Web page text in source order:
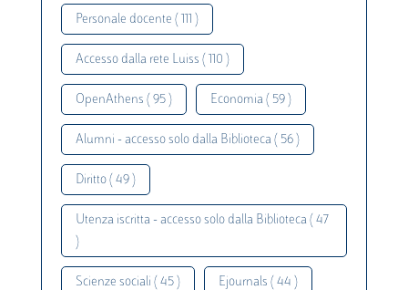
Personale docente ( 111 )
Accesso dalla rete Luiss ( 110 )
OpenAthens ( 95 ) Economia ( 59 )
Alumni - accesso solo dalla Biblioteca ( 56 )
Diritto ( 49 )
Utenza iscritta - accesso solo dalla Biblioteca ( 47
)
Scienze sociali ( 45 ) Ejournals ( 44 )